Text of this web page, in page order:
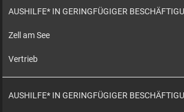
AUSHILFE* IN GERINGFÜGIGER
Zell am See
Vertrieb
AUSHILFE* IN GERINGFÜGIGER